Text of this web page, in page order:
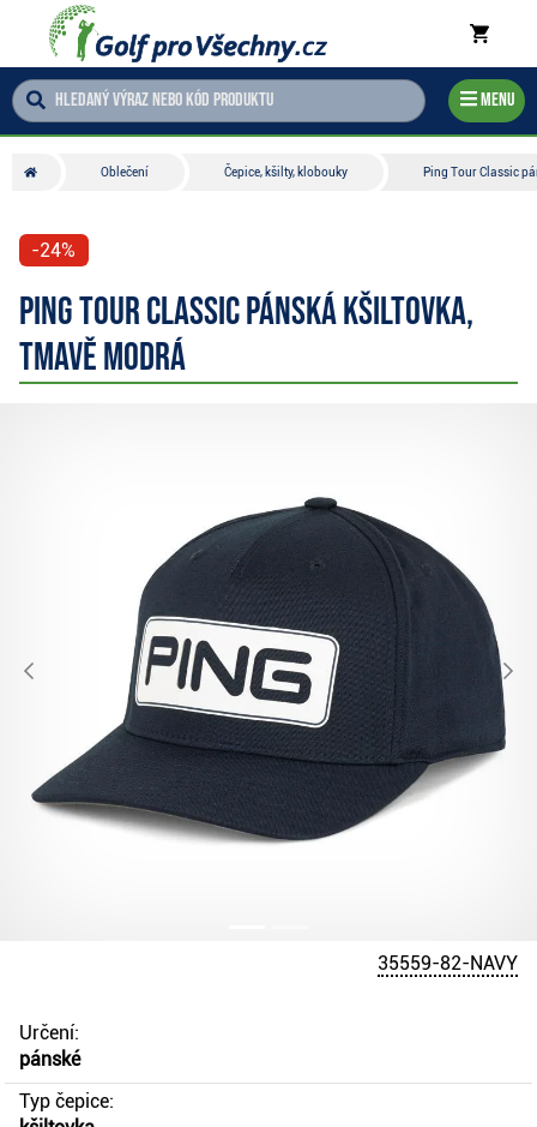
Menu
Oblečení Čepice, kšilty, klobouky Ping Tour Classic
-24%
Ping Tour Classic pánská kšiltovka,
tmavě modrá
35559-82-NAVY
Určení:
pánské
Typ čepice: